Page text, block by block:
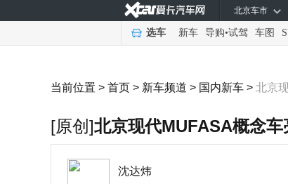
北京车市
选车 新车 导购•试驾 车图
当前位置 > 首页 > 新车频道 > 国内新车 > 北京
[原创]北京现代MUFASA概念
沈达炜